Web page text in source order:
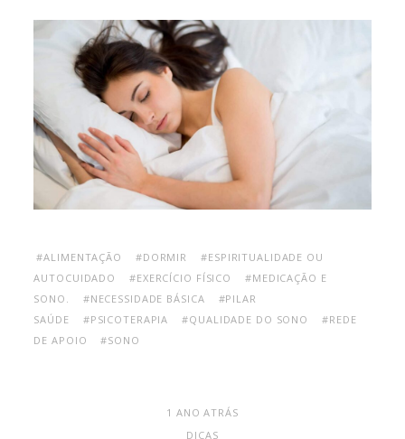
#ALIMENTAÇÃO #DORMIR
#ESPIRITUALIDADE OU
AUTOCUIDADO
#EXERCÍCIO FÍSICO
#MEDICAÇÃO E
SONO.
#NECESSIDADE BÁSICA
#PILAR
SAÚDE
#PSICOTERAPIA #QUALIDADE DO SONO
#REDE
DE APOIO
#SONO
1 ANO ATRÁS
DICAS